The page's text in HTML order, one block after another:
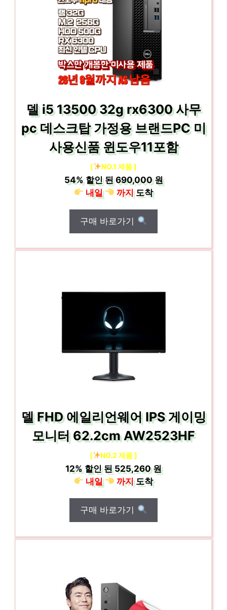
델 i5 13500 32g rx6300 사무
pc 데스크탑 가정용 브랜드PC 미
사용신품 윈도우11포함
[ NO.1 제품 ]
54%할인 된690,000 원
내일
까지도착
구매 바로가기
델 FHD 에일리언웨어 IPS 게이밍
모니터 62.2cm AW2523HF
[ NO.2 제품 ]
12% 할인 된525,260 원
내일
까지도착
구매 바로가기